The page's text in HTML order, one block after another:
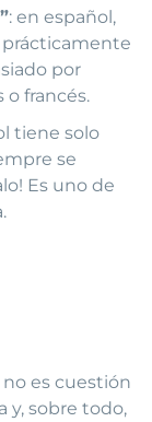
: en español,
por
francés.
tiene solo
se
Es uno de
es cuestión
y, sobre todo,